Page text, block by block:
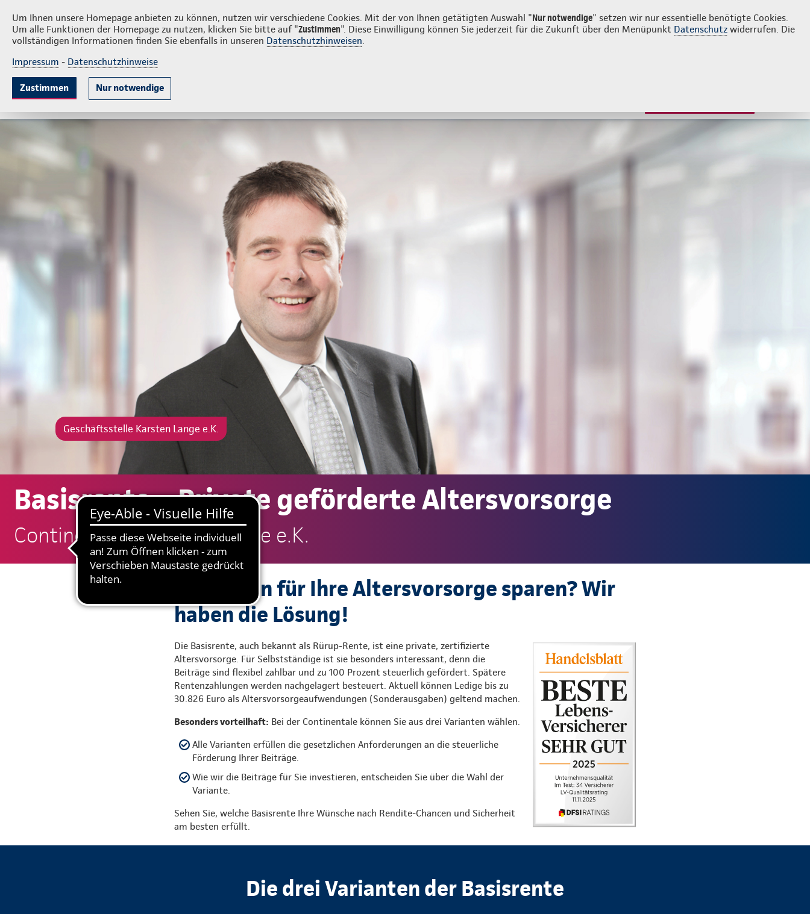
Um Ihnen unsere Homepage anbieten zu können, nutzen wir verschiedene Cookies. Mit der von Ihnen getätigten Auswahl "Nur notwendige" setzen wir nur essentielle benötigte Cookies.
Um alle Funktionen der Homepage zu nutzen, klicken Sie bitte auf "Zustimmen". Diese Einwilligung können Sie jederzeit für die Zukunft über den Menüpunkt Datenschutz widerrufen. Die
vollständigen Informationen finden Sie ebenfalls in unseren Datenschutzhinweisen.
Impressum - Datenschutzhinweise
Zustimmen Nur notwendige
Karsten Lange e.K. PrivatkundenFirmenkunden Login Kontakt 06131 6225385
KrankenversicherungLebensversicherung
Geschäftsstelle Karsten Lange e.K.
Basisrente – Private geförderte Altersvorsorge
Continentale: Karsten Lange e.K.
Sie wollen für Ihre Altersvorsorge sparen? Wir
haben die Lösung!
Die Basisrente, auch bekannt als Rürup-Rente, ist eine private, zertifizierte
Altersvorsorge. Für Selbstständige ist sie besonders interessant, denn die
Beiträge sind flexibel zahlbar und zu 100 Prozent steuerlich gefördert. Spätere
Rentenzahlungen werden nachgelagert besteuert. Aktuell können Ledige bis zu
30.826 Euro als Altersvorsorgeaufwendungen (Sonderausgaben) geltend machen.
Besonders vorteilhaft: Bei der Continentale können Sie aus drei Varianten wählen.
Alle Varianten erfüllen die gesetzlichen Anforderungen an die steuerliche
Förderung Ihrer Beiträge.
Wie wir die Beiträge für Sie investieren, entscheiden Sie über die Wahl der
Variante.
Sehen Sie, welche Basisrente Ihre Wünsche nach Rendite-Chancen und Sicherheit
am besten erfüllt.
Die drei Varianten der Basisrente